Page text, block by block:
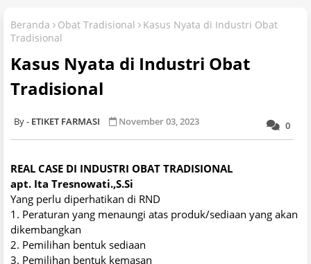
Beranda Obat Tradisional
Kasus Nyata di Industri Obat
Tradisional
Kasus Nyata di Industri Obat
Tradisional
0
ETIKET FARMASI November 03, 2023
REAL CASE DI INDUSTRI OBAT TRADISIONAL
apt. Ita Tresnowati.,S.Si
Yang perlu diperhatikan di RND
1. Peraturan yang menaungi atas produk/sediaan yang akan
dikembangkan
2. Pemilihan bentuk sediaan
3. Pemilihan bentuk kemasan